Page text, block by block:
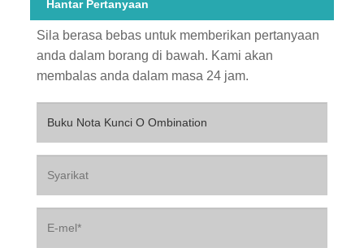
Hantar Pertanyaan
Sila berasa bebas untuk memberikan pertanyaan
anda dalam borang di bawah. Kami akan
membalas anda dalam masa 24 jam.